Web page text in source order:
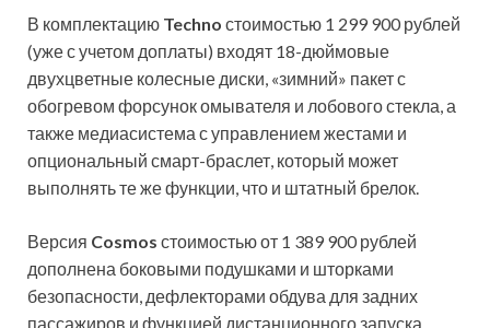
В комплектацию Techno стоимостью 1 299 900 рублей
(уже с учетом доплаты) входят 18-дюймовые
двухцветные колесные диски, «зимний» пакет с
обогревом форсунок омывателя и лобового стекла, а
также медиасистема с управлением жестами и
опциональный смарт-браслет, который может
выполнять те же функции, что и штатный брелок.
Версия Cosmos стоимостью от 1 389 900 рублей
дополнена боковыми подушками и шторками
безопасности, дефлекторами обдува для задних
пассажиров и функцией дистанционного запуска